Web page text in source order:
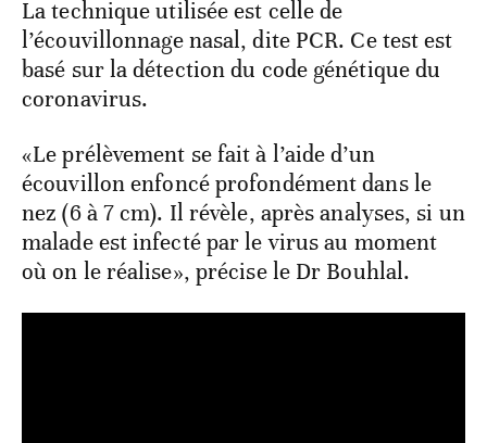
La technique utilisée est celle de
l’écouvillonnage nasal, dite PCR. Ce test est
basé sur la détection du code génétique du
coronavirus.
«Le prélèvement se fait à l’aide d’un
écouvillon enfoncé profondément dans le
nez (6 à 7 cm). Il révèle, après analyses, si un
malade est infecté par le virus au moment
où on le réalise», précise le Dr Bouhlal.